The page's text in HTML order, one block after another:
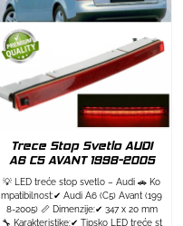
Trece Stop Svetlo AUDI
A6 C5 AVANT 1998-2005
💡 LED treće stop svetlo – Audi 🚗 Ko
mpatibilnost:✔ Audi A6 (C5) Avant (199
8-2005) 📏 Dimenzije:✔ 347 x 20 mm
🔧 Karakteristike:✔ Tipsko LED treće st